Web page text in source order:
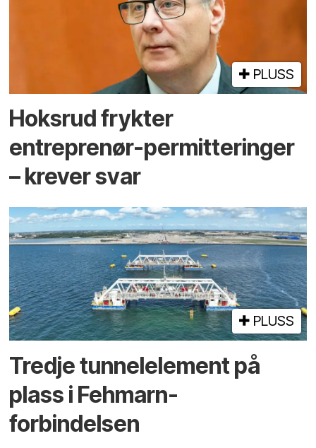
PLUSS
Hoksrud frykter
entreprenør-permitteringer
– krever svar
PLUSS
Tredje tunnel­element på
plass i Fehmarn-
forbindelsen